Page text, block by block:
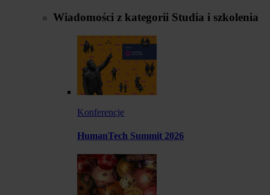
Wiadomości z kategorii Studia i szkolenia
Konferencje
HumanTech Summit 2026